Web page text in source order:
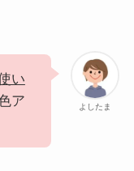
よしたま
い
ア